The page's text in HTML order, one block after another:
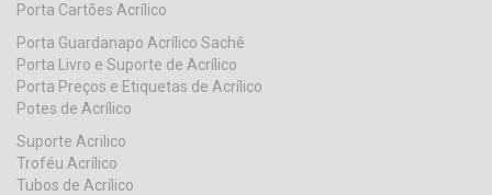
Porta Cartões Acrílico
Porta Guardanapo Acrílico Sachê
Porta Livro e Suporte de Acrílico
Porta Preços e Etiquetas de Acrílico
Potes de Acrílico
Suporte Acrilico
Troféu Acrílico
Tubos de Acrílico